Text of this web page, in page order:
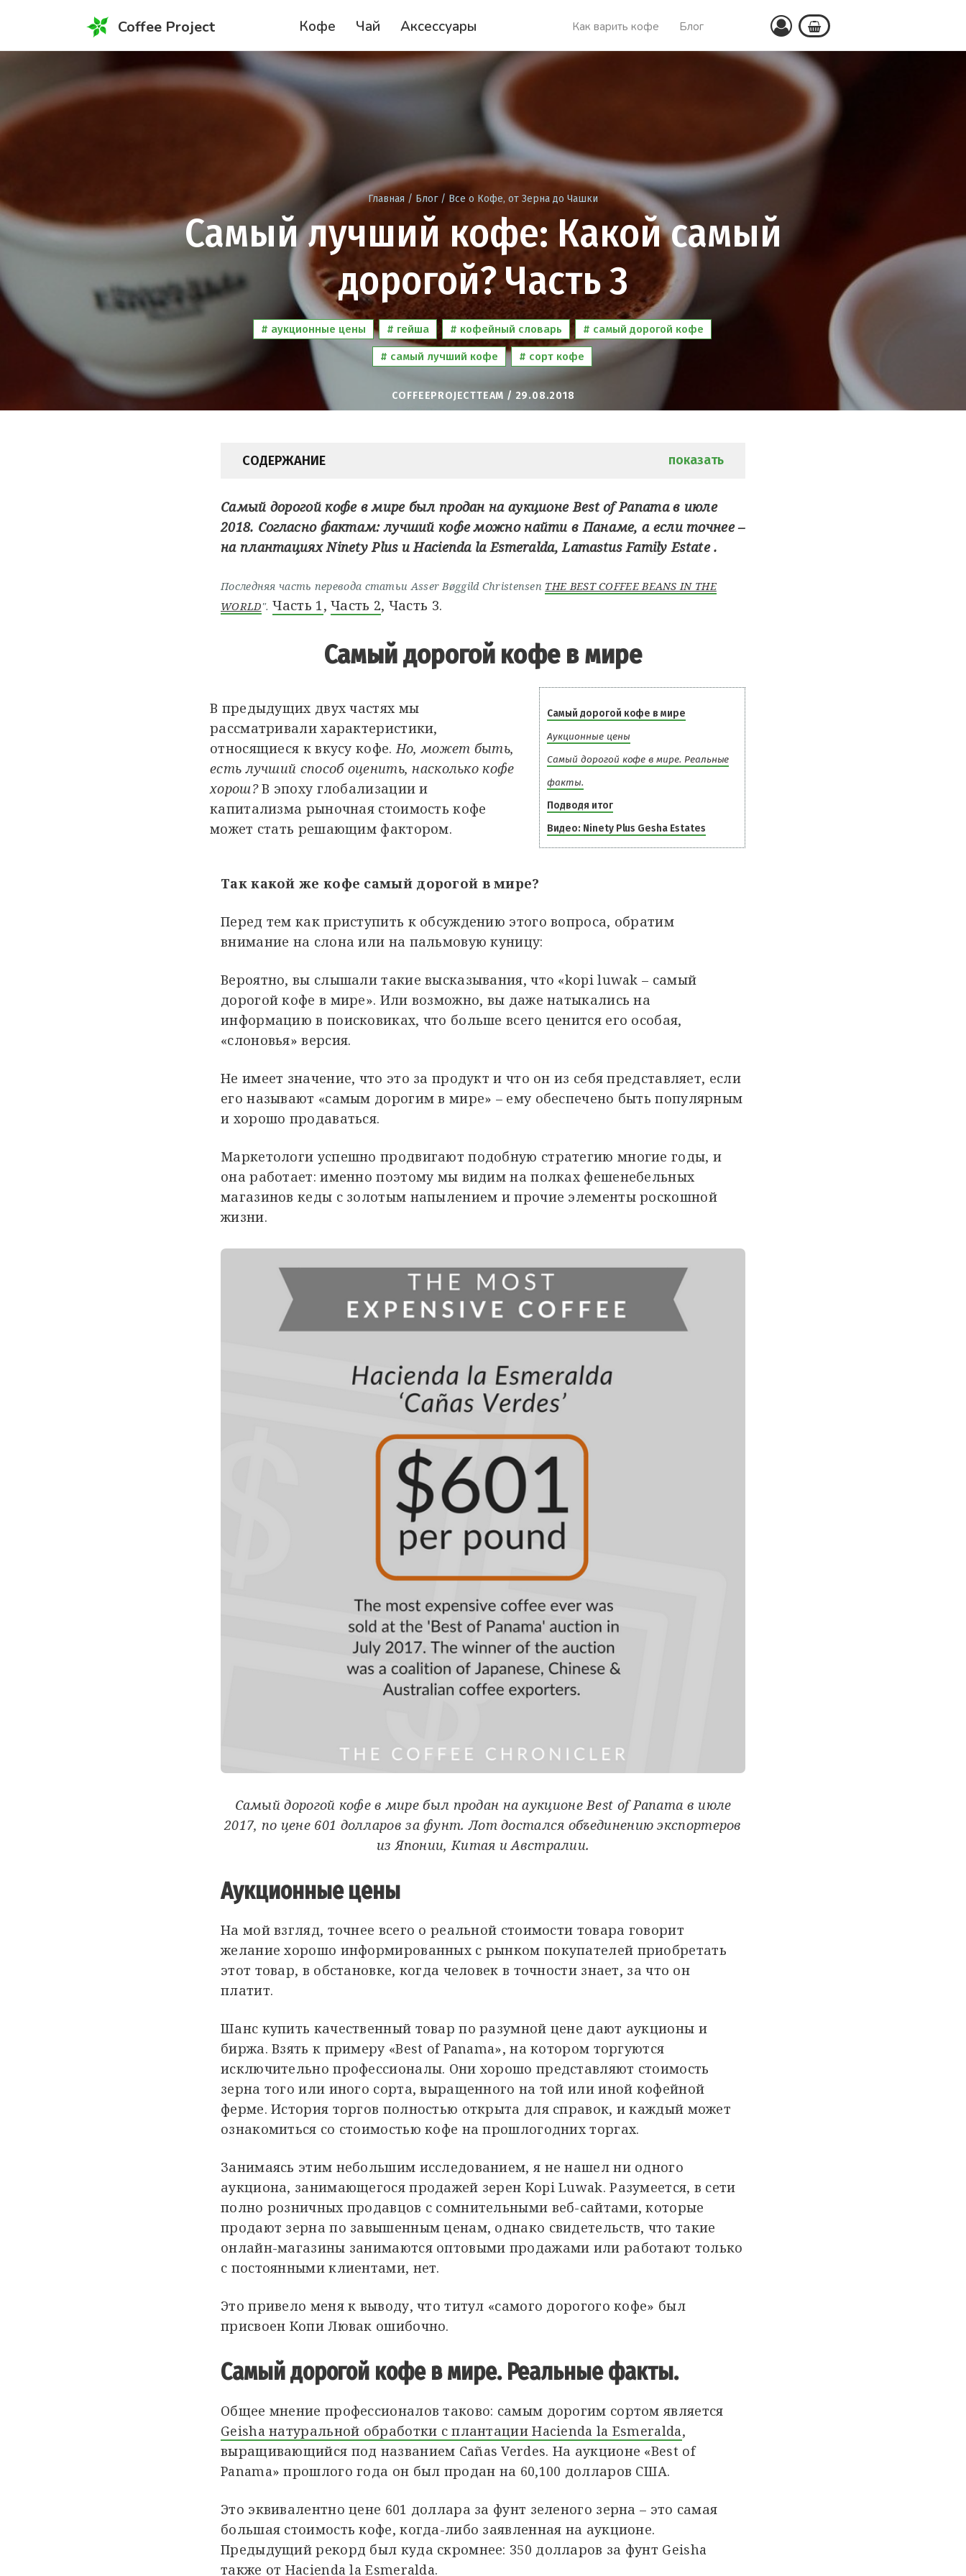
Coffee Project Кофе Чай Аксессуары Как варить кофе Блог
Главная / Блог/ Все о Кофе, от Зерна до Чашки
Самый лучший кофе: Какой самый
дорогой? Часть 3
аукционные цены гейша кофейный словарь самый дорогой кофе
самый лучший кофе сорт кофе
COFFEEPROJECTTEAM / 29.08.2018
СОДЕРЖАНИЕ показать
Самый дорогой кофе в мире был продан на аукционе Best of Panama в июле
2018. Согласно фактам: лучший кофе можно найти в Панаме, а если точнее –
на плантациях Ninety Plus и Hacienda la Esmeralda, Lamastus Family Estate .
Последняя часть перевода статьи Asser Bøggild Christensen THE BEST COFFEE BEANS IN THE
WORLD". Часть 1,Часть 2, Часть 3.
Самый дорогой кофе в мире
В предыдущих двух частях мы
рассматривали характеристики,
относящиеся к вкусу кофе.Но, может быть,
есть лучший способ оценить, насколько кофе
хорош?В эпоху глобализации и
капитализма рыночная стоимость кофе
может стать решающим фактором.
Самый дорогой кофе в мире
Аукционные цены
Самый дорогой кофе в мире. Реальные
факты.
Подводя итог
Видео: Ninety Plus Gesha Estates
Так какой же кофе самый дорогой в мире?
Перед тем как приступить к обсуждению этого вопроса, обратим
внимание на слона или на пальмовую куницу:
Вероятно, вы слышали такие высказывания, что «kopi luwak – самый
дорогой кофе в мире». Или возможно, вы даже натыкались на
информацию в поисковиках, что больше всего ценится его особая,
«слоновья» версия.
Не имеет значение, что это за продукт и что он из себя представляет, если
его называют «самым дорогим в мире» – ему обеспечено быть популярным
и хорошо продаваться.
Маркетологи успешно продвигают подобную стратегию многие годы, и
она работает: именно поэтому мы видим на полках фешенебельных
магазинов кеды с золотым напылением и прочие элементы роскошной
жизни.
Самый дорогой кофе в мире был продан на аукционе Best of Panama в июле
2017, по цене 601 долларов за фунт. Лот достался объединению экспортеров
из Японии, Китая и Австралии.
Аукционные цены
На мой взгляд, точнее всего о реальной стоимости товара говорит
желание хорошо информированных с рынком покупателей приобретать
этот товар, в обстановке, когда человек в точности знает, за что он
платит.
Шанс купить качественный товар по разумной цене дают аукционы и
биржа. Взять к примеру «Best of Panama», на котором торгуются
исключительно профессионалы. Они хорошо представляют стоимость
зерна того или иного сорта, выращенного на той или иной кофейной
ферме. История торгов полностью открыта для справок, и каждый может
ознакомиться со стоимостью кофе на прошлогодних торгах.
Занимаясь этим небольшим исследованием, я не нашел ни одного
аукциона, занимающегося продажей зерен Kopi Luwak. Разумеется, в сети
полно розничных продавцов с сомнительными веб-сайтами, которые
продают зерна по завышенным ценам, однако свидетельств, что такие
онлайн-магазины занимаются оптовыми продажами или работают только
с постоянными клиентами, нет.
Это привело меня к выводу, что титул «самого дорогого кофе» был
присвоен Копи Лювак ошибочно.
Самый дорогой кофе в мире. Реальные факты.
Общее мнение профессионалов таково: самым дорогим сортом является
Geisha натуральной обработки с плантации Hacienda la Esmeralda,
выращивающийся под названием Cañas Verdes. На аукционе «Best of
Panama» прошлого года он был продан на 60,100 долларов США.
Это эквивалентно цене 601 доллара за фунт зеленого зерна – это самая
большая стоимость кофе, когда-либо заявленная на аукционе.
Предыдущий рекорд был куда скромнее: 350 долларов за фунт Geisha
также от Hacienda la Esmeralda.